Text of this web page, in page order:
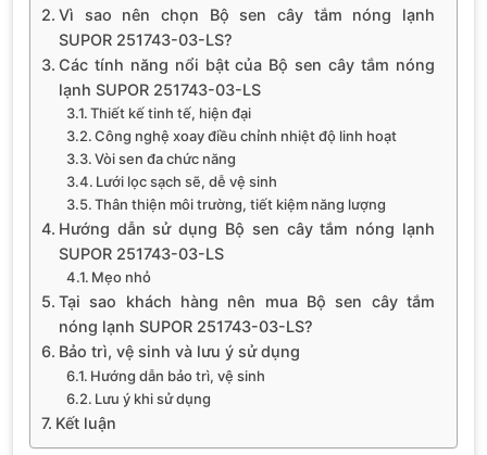
Vì sao nên chọn Bộ sen cây tắm nóng lạnh
SUPOR 251743-03-LS?
Các tính năng nổi bật của Bộ sen cây tắm nóng
lạnh SUPOR 251743-03-LS
Thiết kế tinh tế, hiện đại
Công nghệ xoay điều chỉnh nhiệt độ linh hoạt
Vòi sen đa chức năng
Lưới lọc sạch sẽ, dễ vệ sinh
Thân thiện môi trường, tiết kiệm năng lượng
Hướng dẫn sử dụng Bộ sen cây tắm nóng lạnh
SUPOR 251743-03-LS
Mẹo nhỏ
Tại sao khách hàng nên mua Bộ sen cây tắm
nóng lạnh SUPOR 251743-03-LS?
Bảo trì, vệ sinh và lưu ý sử dụng
Hướng dẫn bảo trì, vệ sinh
Lưu ý khi sử dụng
Kết luận